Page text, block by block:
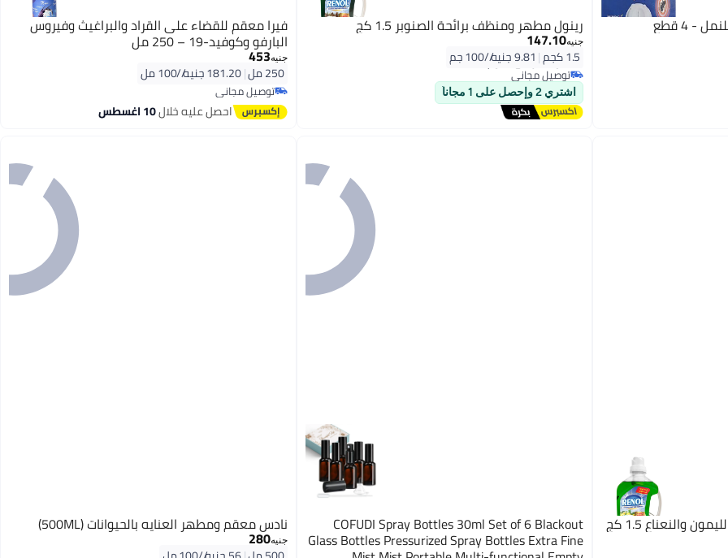
رينول مطهر ومنظف برائحة الصنوبر 1.5 كج
جنيه147.10
1.5 كجم | #4 في مطهرات البقالة
أقل سعر في 7 يوم
توصيل مجاني
#4 في مطهرات البقالة
اشتري 2 وإحصل على 1 مجاناً
فيرا معقم للقضاء على القراد والبراغيث وفيروس
البارفو وكوفيد-19 – 250 مل
جنيه453
250 مل |181.20 جنيه/⁨/100 مل⁩
توصيل مجاني
توصيل مجانياحصل عليه خلال10 اغسطس
والنعناع 1.5 كج COFUDI Spray Bottles 30ml Set of 6 Blackout
Glass Bottles Pressurized Spray Bottles Extra Fine
نادس معقم ومطهر العنايه بالحيوانات (500ML)
جنيه280